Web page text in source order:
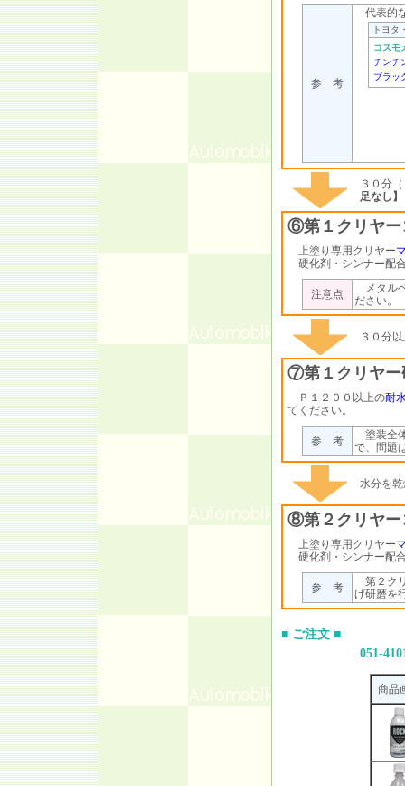
参 考
代表的
トヨタ
コスモ
チンチ
ブラッ
３０分
足なし】
⑥第１クリヤー
上塗り専用クリヤー
硬化剤・シンナー配
注意点
メタル
ださい。
３０分
⑦第１クリヤー
Ｐ１２００以上の耐
てください。
参 考
塗装全
で、問題
水分を
⑧第２クリヤー
上塗り専用クリヤー
硬化剤・シンナー配
参 考
第２ク
げ研磨を
■ ご注文 ■
051-
商品